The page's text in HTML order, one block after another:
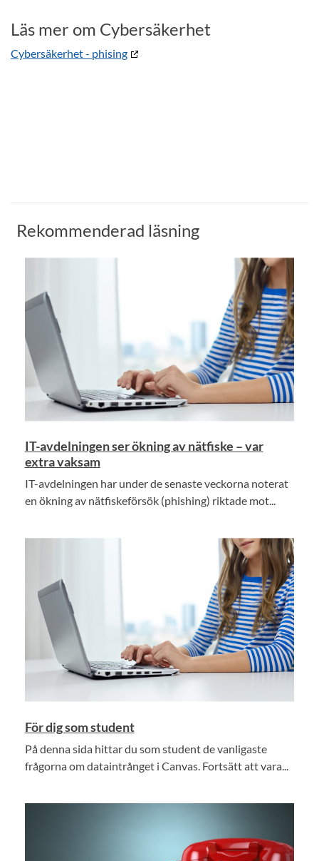
Läs mer om Cybersäkerhet
Cybersäkerhet - phising
Rekommenderad läsning
IT-avdelningen ser ökning av nätfiske – var
extra vaksam
IT-avdelningen har under de senaste veckorna noterat
en ökning av nätfiskeförsök (phishing) riktade mot...
För dig som student
På denna sida hittar du som student de vanligaste
frågorna om dataintrånget i Canvas. Fortsätt att vara...